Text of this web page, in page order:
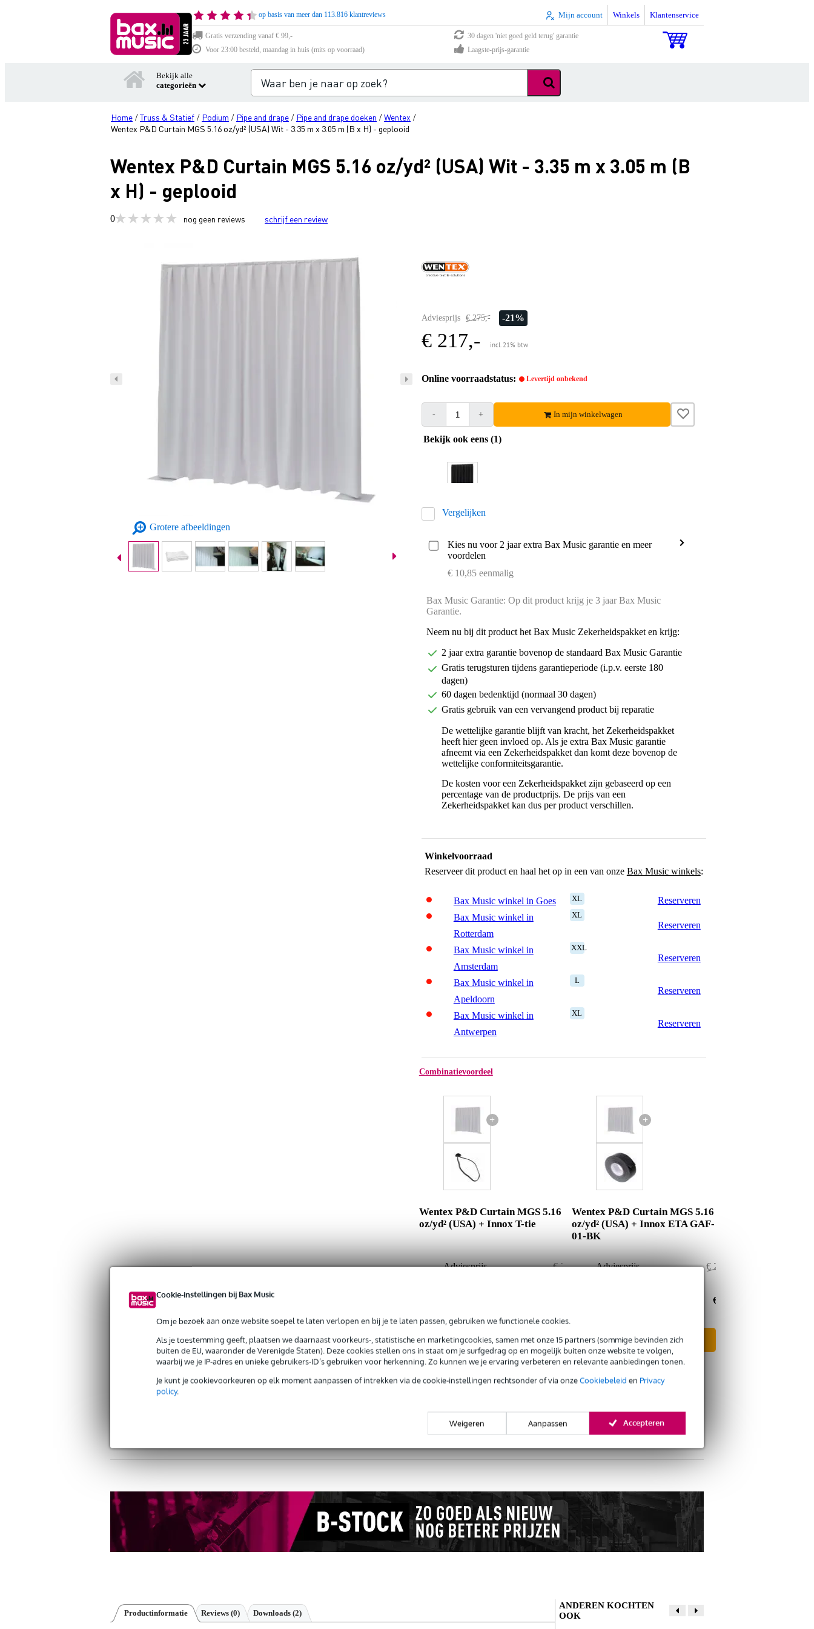
Cookie-instellingen bij Bax Music
Om je bezoek aan onze website soepel te laten verlopen en bij je te laten passen, gebruiken we functionele cookies.
Als je toestemming geeft, plaatsen we daarnaast voorkeurs-, statistische en marketingcookies, samen met onze 15 partners (sommige bevinden zich
buiten de EU, waaronder de Verenigde Staten). Deze cookies stellen ons in staat om je surfgedrag op en mogelijk buiten onze website te volgen,
waarbij we je IP-adres en unieke gebruikers-ID’s gebruiken voor herkenning. Zo kunnen we je ervaring verbeteren en relevante aanbiedingen tonen.
Je kunt je cookievoorkeuren op elk moment aanpassen of intrekken via de cookie-instellingen rechtsonder of via onzeCookiebeleid en Privacy
policy.
Weigeren Aanpassen Accepteren
op basis van meer dan 113.816 klantreviews Mijn account Winkels Klantenservice
Gratis verzending vanaf € 99,-
30 dagen 'niet goed geld terug' garantie
Voor 23:00 besteld, maandag in huis (mits op voorraad)
Laagste-prijs-garantie
Bekijk alle
categorieën
Home /Truss & Statief / Podium / Pipe and drape / Pipe and drape doeken /Wentex /
Wentex P&D Curtain MGS 5.16 oz/yd² (USA) Wit - 3.35 m x 3.05 m (B x H) - geplooid
Wentex P&D Curtain MGS 5.16 oz/yd² (USA) Wit - 3.35 m x 3.05 m (B
x H) - geplooid
0 nog geen reviews schrijf een review
Grotere afbeeldingen
Adviesprijs € 275,- -21%
€ 217,- incl. 21% btw
Online voorraadstatus: Levertijd onbekend
- + In mijn winkelwagen
Bekijk ook eens (1)
Vergelijken
Kies nu voor 2 jaar extra Bax Music garantie en meer
voordelen
€ 10,85 eenmalig
Bax Music Garantie: Op dit product krijg je 3 jaar Bax Music
Garantie.
Neem nu bij dit product het Bax Music Zekerheidspakket en krijg:
2 jaar extra garantie bovenop de standaard Bax Music Garantie
Gratis terugsturen tijdens garantieperiode (i.p.v. eerste 180
dagen)
60 dagen bedenktijd (normaal 30 dagen)
Gratis gebruik van een vervangend product bij reparatie
De wettelijke garantie blijft van kracht, het Zekerheidspakket
heeft hier geen invloed op. Als je extra Bax Music garantie
afneemt via een Zekerheidspakket dan komt deze bovenop de
wettelijke conformiteitsgarantie.
De kosten voor een Zekerheidspakket zijn gebaseerd op een
percentage van de productprijs. De prijs van een
Zekerheidspakket kan dus per product verschillen.
Winkelvoorraad
Reserveer dit product en haal het op in een van onze Bax Music winkels:
Bax Music winkel in Goes XL
Reserveren
Bax Music winkel in
Rotterdam
XL
Reserveren
Bax Music winkel in
Amsterdam
XXL
Reserveren
Bax Music winkel in
Apeldoorn
L
Reserveren
Bax Music winkel in
Antwerpen
XL
Reserveren
Combinatievoordeel
+
Wentex P&D Curtain MGS 5.16
oz/yd² (USA) + Innox T-tie
Adviesprijs
€ 229,50
In mijn winkelwagen
+
Wentex P&D Curtain MGS 5.16
oz/yd² (USA) + Innox ETA GAF-
01-BK
Adviesprijs
€ 226,50
€ 225,-
In mijn winkelwagen
Productinformatie
3 jaar Bax Music garantie
Gratis retourneren
Productinformatie Reviews (0) Downloads (2)
ANDEREN KOCHTEN
OOK